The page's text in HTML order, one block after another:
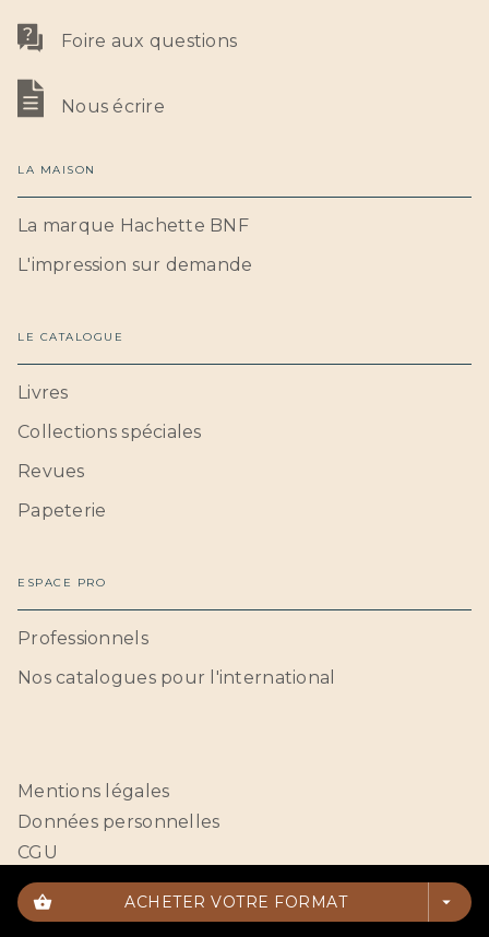
shopping_basket ACHETER VOTRE FORMAT arrow_drop_down
Foire aux questions
Nous écrire
LA MAISON
La marque Hachette BNF
L'impression sur demande
LE CATALOGUE
Livres
Collections spéciales
Revues
Papeterie
ESPACE PRO
Professionnels
Nos catalogues pour l'international
Mentions légales
Données personnelles
CGU
Paramétrer vos cookies